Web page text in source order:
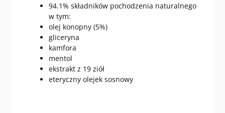
94.1% składników pochodzenia naturalnego
w tym:
olej konopny (5%)
gliceryna
kamfora
mentol
ekstrakt z 19 ziół
eteryczny olejek sosnowy